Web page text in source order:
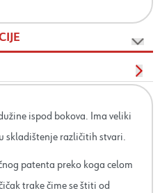
ispod bokova. Ima veliki
skladištenje različitih stvari.
patenta preko koga celom
trake čime se štiti od